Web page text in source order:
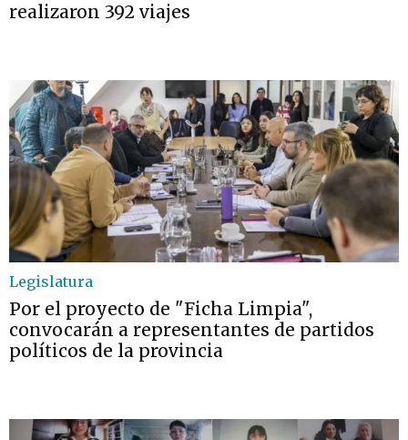
realizaron 392 viajes
Legislatura
Por el proyecto de "Ficha Limpia",
convocarán a representantes de partidos
políticos de la provincia